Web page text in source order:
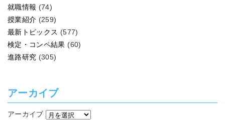
就職情報 (74)
授業紹介 (259)
最新トピックス (577)
検定・コンペ結果 (60)
進路研究 (305)
アーカイブ
アーカイブ